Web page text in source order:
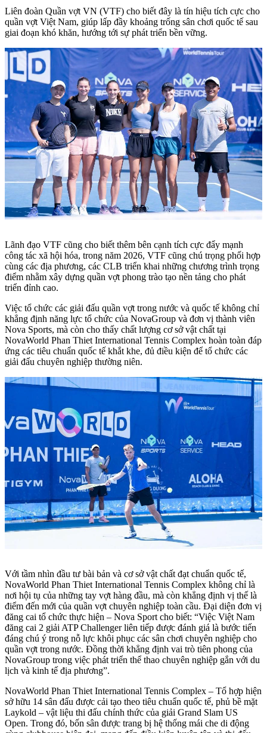
Liên đoàn Quần vợt VN (VTF) cho biết đây là tín hiệu tích cực cho
quần vợt Việt Nam, giúp lấp đầy khoảng trống sân chơi quốc tế sau
giai đoạn khó khăn, hướng tới sự phát triển bền vững.
Lãnh đạo VTF cũng cho biết thêm bên cạnh tích cực đẩy mạnh
công tác xã hội hóa, trong năm 2026, VTF cũng chú trọng phối hợp
cùng các địa phương, các CLB triển khai những chương trình trọng
điểm nhằm xây dựng quần vợt phong trào tạo nền tảng cho phát
triển đỉnh cao.
Việc tổ chức các giải đấu quần vợt trong nước và quốc tế không chỉ
khẳng định năng lực tổ chức của NovaGroup và đơn vị thành viên
Nova Sports, mà còn cho thấy chất lượng cơ sở vật chất tại
NovaWorld Phan Thiet International Tennis Complex hoàn toàn đáp
ứng các tiêu chuẩn quốc tế khắt khe, đủ điều kiện để tổ chức các
giải đấu chuyên nghiệp thường niên.
Với tầm nhìn đầu tư bài bản và cơ sở vật chất đạt chuẩn quốc tế,
NovaWorld Phan Thiet International Tennis Complex không chỉ là
nơi hội tụ của những tay vợt hàng đầu, mà còn khẳng định vị thế là
điểm đến mới của quần vợt chuyên nghiệp toàn cầu. Đại diện đơn vị
đăng cai tổ chức thực hiện – Nova Sport cho biết: “Việc Việt Nam
đăng cai 2 giải ATP Challenger liên tiếp được đánh giá là bước tiến
đáng chú ý trong nỗ lực khôi phục các sân chơi chuyên nghiệp cho
quần vợt trong nước. Đồng thời khẳng định vai trò tiên phong của
NovaGroup trong việc phát triển thể thao chuyên nghiệp gắn với du
lịch và kinh tế địa phương”.
NovaWorld Phan Thiet International Tennis Complex – Tổ hợp hiện
sở hữu 14 sân đấu được cải tạo theo tiêu chuẩn quốc tế, phủ bề mặt
Laykold – vật liệu thi đấu chính thức của giải Grand Slam US
Open. Trong đó, bốn sân được trang bị hệ thống mái che di động